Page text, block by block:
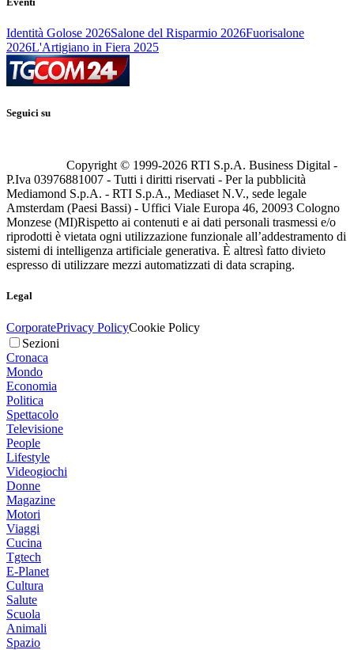
Identità Golose 2026Salone del Risparmio 2026Fuorisalone
2026L'Artigiano in Fiera 2025
Seguici su
Copyright © 1999-2026 RTI S.p.A. Business Digital -
P.Iva 03976881007 - Tutti i diritti riservati - Per la pubblicità
Mediamond S.p.A. - RTI S.p.A., Mediaset N.V., sede legale
Amsterdam (Paesi Bassi) - Uffici Viale Europa 46, 20093 Cologno
Monzese (MI)Rispetto ai contenuti e ai dati personali trasmessi e/o
riprodotti è vietata ogni utilizzazione funzionale all’addestramento di
sistemi di intelligenza artificiale generativa. È altresì fatto divieto
espresso di utilizzare mezzi automatizzati di data scraping.
Legal
CorporatePrivacy PolicyCookie Policy
Sezioni
Cronaca
Mondo
Economia
Politica
Spettacolo
Televisione
People
Lifestyle
Videogiochi
Donne
Magazine
Motori
Viaggi
Cucina
Tgtech
E-Planet
Cultura
Salute
Scuola
Animali
Spazio